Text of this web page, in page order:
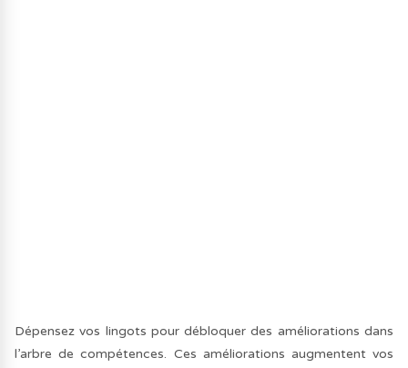
Dépensez vos lingots pour débloquer des améliorations dans
l’arbre de compétences. Ces améliorations augmentent vos